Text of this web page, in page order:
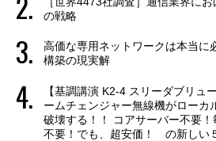
の戦略
高価な専用ネットワークは本当に
構築の現実解
【基調講演 K2-4 スリーダブリュ
ームチェンジャー無線機がローカ
破壊する！！ コアサーバー不要
不要！でも、超安価！ の新しい